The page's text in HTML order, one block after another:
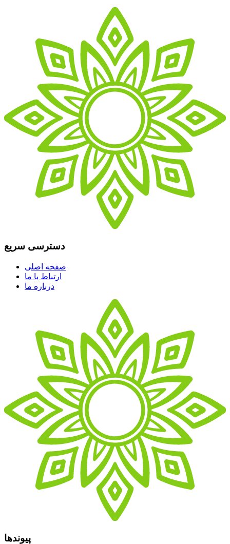
دسترسی سریع
صفحه اصلی
ارتباط با ما
درباره ما
پیوندها